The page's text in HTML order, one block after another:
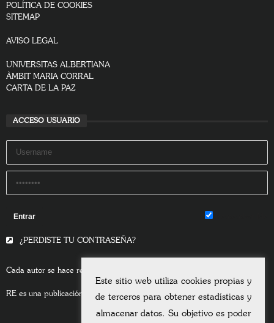
POLÍTICA DE COOKIES
SITEMAP
AVISO LEGAL
UNIVERSITAS ALBERTIANA
ÀMBIT MARIA CORRAL
CARTA DE LA PAZ
ACCESO USUARIO
¿PERDISTE TU CONTRASEÑA?
Cada autor se hace responsable del contenido de sus escritos.
RE es una publicación asociada a la Universitas Albertiana.
Este sitio web utiliza cookies propias y
de terceros para obtener estadísticas y
almacenar datos. Su objetivo es poder